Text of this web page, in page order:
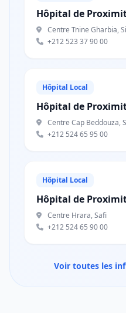
Hôpital de
Centre Tnine Gharbia,
+212 523 37 90 00
Hôpital Local
Hôpital de
Centre Cap Beddouza,
+212 524 65 95 00
Hôpital Local
Hôpital de
Centre Hrara, Safi
+212 524 65 90 00
Voir toutes les